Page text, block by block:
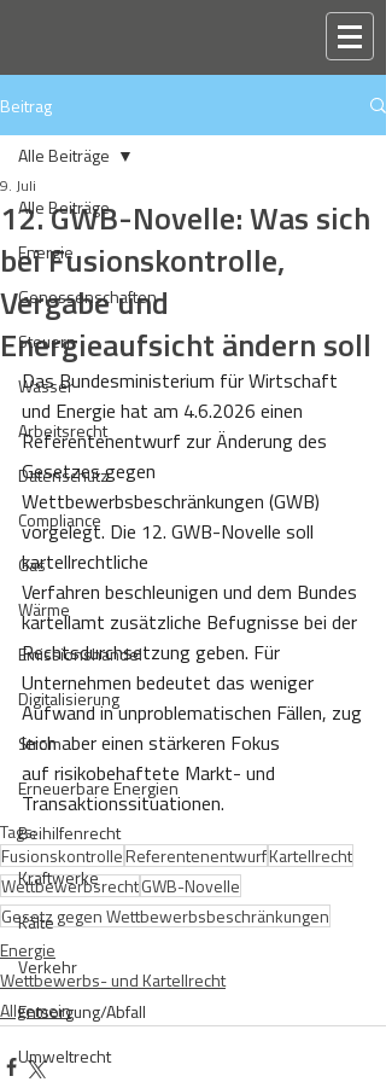
Beitrag
Alle Beiträge
Energie
Genossenschaften
Steuern
Wasser
Arbeitsrecht
Datenschutz
Compliance
Gas
Wärme
Emissionshandel
Digitalisierung
Strom
Erneuerbare Energien
Beihilfenrecht
Kraftwerke
Kälte
Verkehr
Entsorgung/Abfall
Umweltrecht
Alle Beiträge
12. GWB-Novelle: Was sich
bei Fusionskontrolle,
Vergabe und
Energieaufsicht ändern soll
9. Juli
Das Bundesministerium für Wirtschaft
und Energie hat am 4.6.2026 einen
Referentenentwurf zur Änderung des
Gesetzes gegen
Wettbewerbsbeschränkungen (GWB)
vorgelegt. Die 12. GWB-Novelle soll
kartellrechtliche
Verfahren beschleunigen und dem Bundes
kartellamt zusätzliche Befugnisse bei der
Rechtsdurchsetzung geben. Für
Unternehmen bedeutet das weniger
Aufwand in unproblematischen Fällen, zug
leich aber einen stärkeren Fokus
auf risikobehaftete Markt- und
Transaktionssituationen.
Tags:
FusionskontrolleReferentenentwurfKartellrecht
WettbewerbsrechtGWB-Novelle
Gesetz gegen Wettbewerbsbeschränkungen
Energie
Wettbewerbs- und Kartellrecht
Allgemein